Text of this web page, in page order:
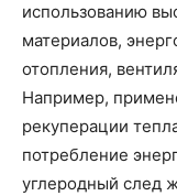
использованию
материалов,
отопления,
Например,
рекуперации
потребление
углеродный след